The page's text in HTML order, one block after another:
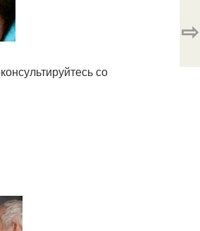
со
⇨